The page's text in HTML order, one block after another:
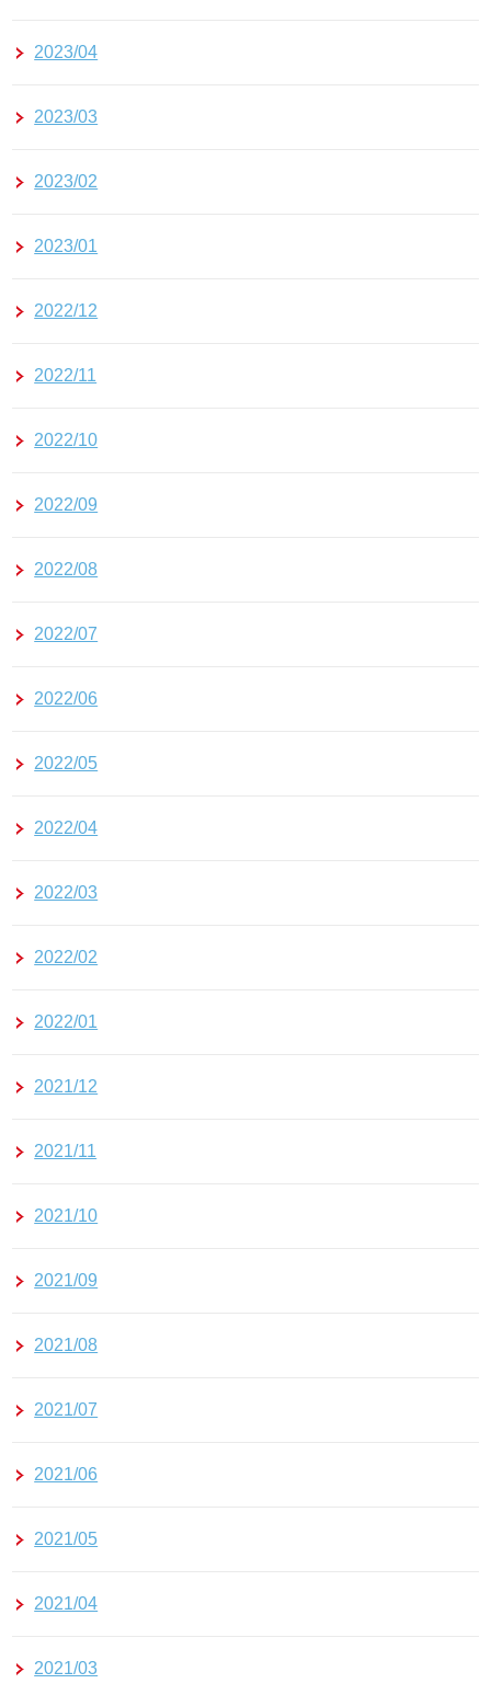
2023/04
2023/03
2023/02
2023/01
2022/12
2022/11
2022/10
2022/09
2022/08
2022/07
2022/06
2022/05
2022/04
2022/03
2022/02
2022/01
2021/12
2021/11
2021/10
2021/09
2021/08
2021/07
2021/06
2021/05
2021/04
2021/03